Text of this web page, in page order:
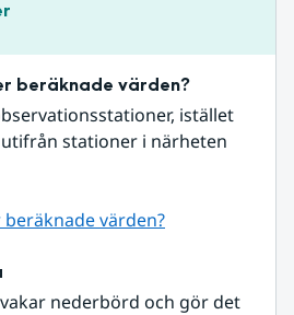
beräknade värden?
istället
stationer i närheten
värden?
nederbörd och gör det